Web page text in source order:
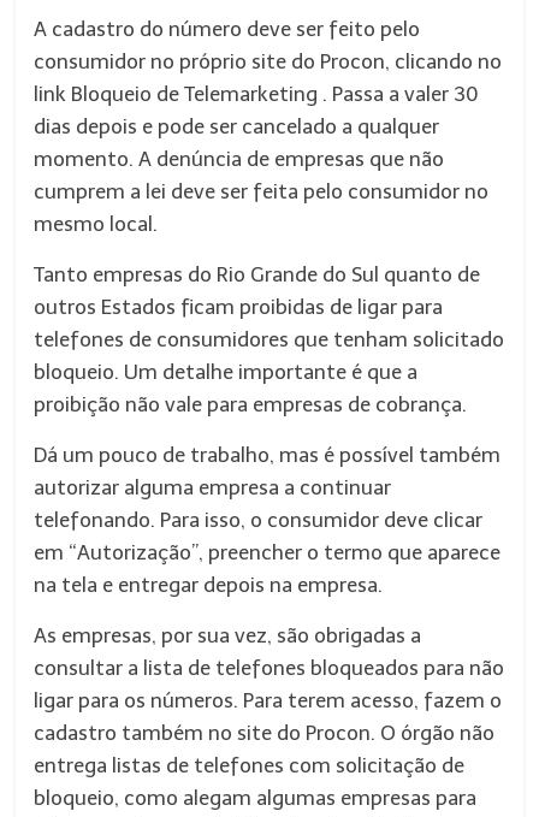
A cadastro do número deve ser feito pelo
consumidor no próprio site do Procon, clicando no
link Bloqueio de Telemarketing . Passa a valer 30
dias depois e pode ser cancelado a qualquer
momento. A denúncia de empresas que não
cumprem a lei deve ser feita pelo consumidor no
mesmo local.
Tanto empresas do Rio Grande do Sul quanto de
outros Estados ficam proibidas de ligar para
telefones de consumidores que tenham solicitado
bloqueio. Um detalhe importante é que a
proibição não vale para empresas de cobrança.
Dá um pouco de trabalho, mas é possível também
autorizar alguma empresa a continuar
telefonando. Para isso, o consumidor deve clicar
em “Autorização”, preencher o termo que aparece
na tela e entregar depois na empresa.
As empresas, por sua vez, são obrigadas a
consultar a lista de telefones bloqueados para não
ligar para os números. Para terem acesso, fazem o
cadastro também no site do Procon. O órgão não
entrega listas de telefones com solicitação de
bloqueio, como alegam algumas empresas para